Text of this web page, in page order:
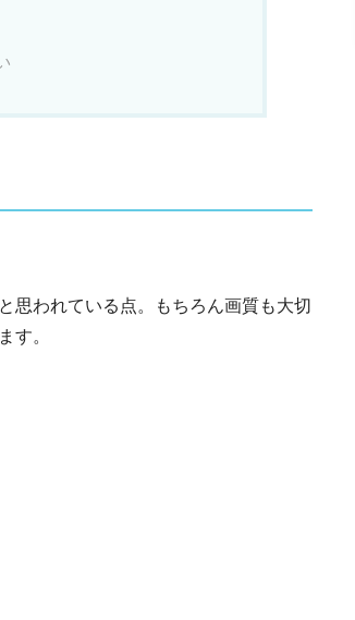
思われている点。もちろん画質も大切
。